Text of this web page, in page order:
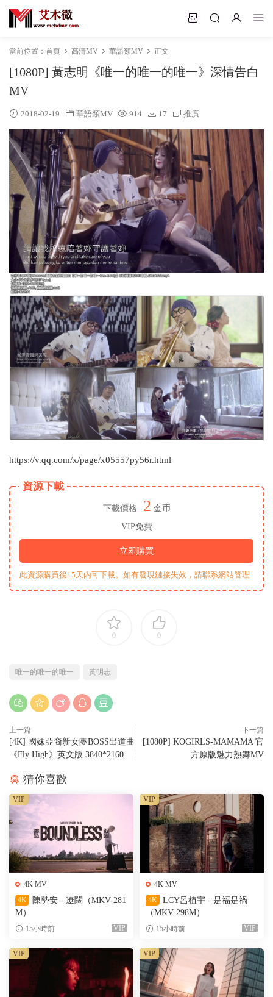
當前位置： 首頁 高清MV 華語類MV 正文
[1080P] 黃志明《唯一的唯一的唯一》深情告白
MV
2018-02-19 華語類MV 914 17 推廣
https://v.qq.com/x/page/x05557py56r.html
資源下載
下載價格 2 金币
VIP免費
立即購買
此資源購買後15天内可下載。如有發現鏈接失效，請聯系網站管理
0 0
唯一的唯一的唯一 黃明志
上一篇
[4K] 國妹亞裔新女團BOSS出道曲
《Fly High》英文版 3840*2160
下一篇
[1080P] KOGIRLS-MAMAMA 官
方原版魅力熱舞MV
猜你喜歡
4K MV
4K
陳勢安 - 遼闊（MKV-281
M）
15小時前 VIP
VIP
4K MV
4K
LCY呂植宇 - 是福是禍
（MKV-298M）
15小時前 VIP
VIP
VIP VIP